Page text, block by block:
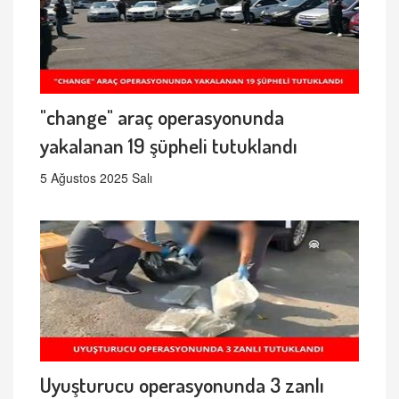
"change" araç operasyonunda
yakalanan 19 şüpheli tutuklandı
5 Ağustos 2025 Salı
Uyuşturucu operasyonunda 3 zanlı